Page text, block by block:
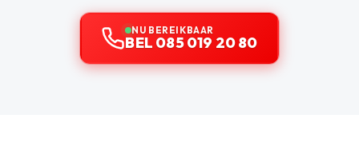
NU BEREIKBAAR
BEL 085 019 20 80